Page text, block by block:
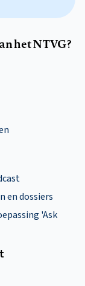
het NTVG?
en dossiers
'Ask